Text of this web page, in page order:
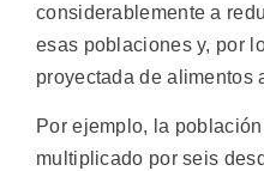
considerablemente a
esas poblaciones y, por
proyectada de alimentos
Por ejemplo, la
multiplicado por seis